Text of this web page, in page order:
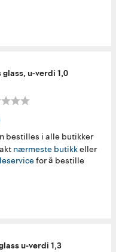
glass, u-verdi 1,0
bestilles i alle butikker
nærmeste butikkeller
for å bestille
u-verdi 1,3